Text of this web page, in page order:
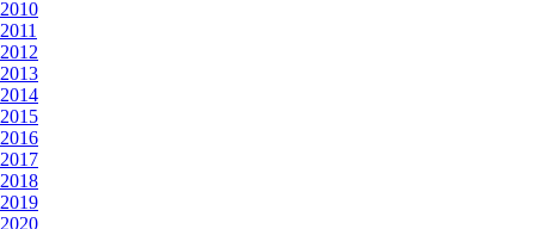
2010
2011
2012
2013
2014
2015
2016
2017
2018
2019
2020